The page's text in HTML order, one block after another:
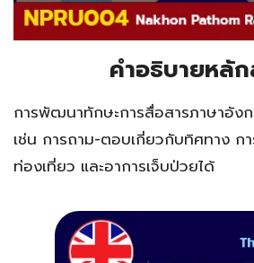
คำอธิบายหลั
การพัฒนาทักษะการสื่อสารภาษาอัง
เช่น การถาม-ตอบเกี่ยวกับทิศทาง ก
ท่องเที่ยว และอาการเจ็บป่วยได้